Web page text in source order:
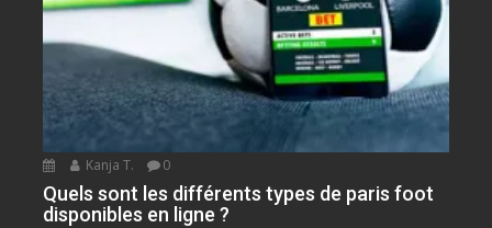
Kanja T. 0
Quels sont les différents types de paris foot
disponibles en ligne ?